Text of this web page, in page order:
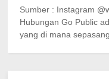
Sumber : Instagram
Hubungan Go Public
yang di mana